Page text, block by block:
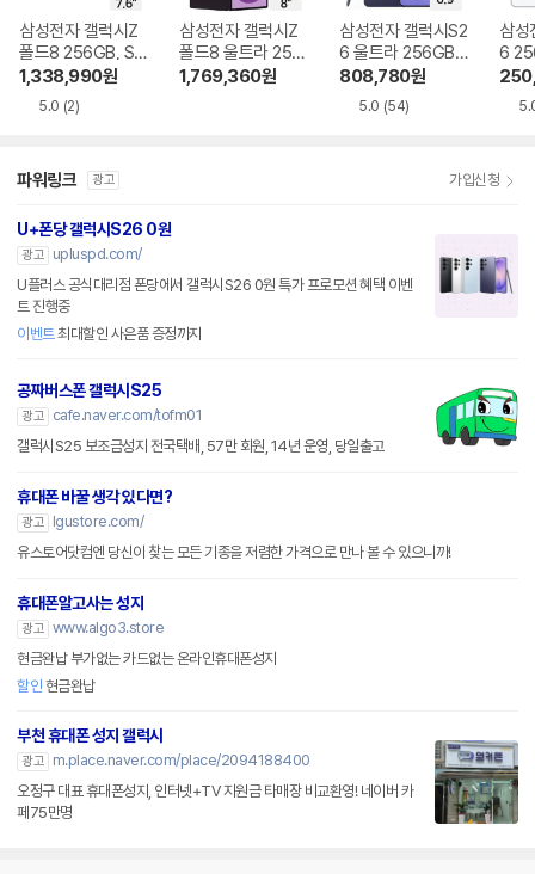
삼성전자 갤럭시Z
폴드8 256GB, SK
T 기기변경 완납
1,338,990원
5.0 (2)
삼성전자 갤럭시Z
폴드8 울트라 256
GB, SKT 기기변경
1,769,360원
삼성전자 갤럭시S2
6 울트라 256GB,
SKT 기기변경 완납
808,780원
5.0 (54)
삼성
6
기변
파워링크 광고 가입신청
U+폰당 갤럭시S26 0원
광고
upluspd.com/
U플러스 공식대리점 폰당에서 갤럭시S26 0원 특가 프로모션 혜택 이벤
트 진행중
이벤트최대할인 사은품 증정까지
공짜버스폰 갤럭시S25
광고
cafe.naver.com/tofm01
갤럭시S25 보조금성지 전국택배, 57만 회원, 14년 운영, 당일출고
휴대폰 바꿀 생각 있다면?
광고
lgustore.com/
유스토어닷컴엔 당신이 찾는 모든 기종을 저렴한 가격으로 만나 볼 수 있으니까!
휴대폰알고사는 성지
광고 www.algo3.store
현금완납 부가없는 카드없는 온라인휴대폰성지
할인 현금완납
부천 휴대폰 성지 갤럭시
광고
m.place.naver.com/place/2094188400
오정구 대표 휴대폰성지, 인터넷+TV 지원금 타매장 비교환영! 네이버 카
페75만명